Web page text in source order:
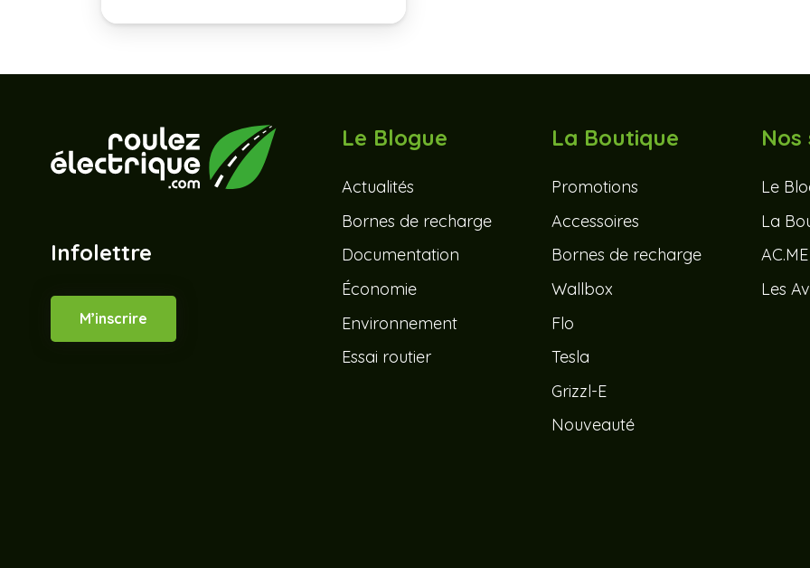
Infolettre
M’inscrire
Le Blogue
Actualités
Bornes de recharge
Documentation
Économie
Environnement
Essai routier
La Boutique
Promotions
Accessoires
Bornes de recharge
Wallbox
Flo
Tesla
Grizzl-E
Nouveauté
Nos
Le
La
AC.ME
Les